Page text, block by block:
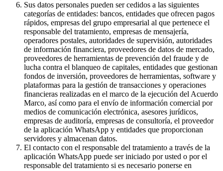
Sus datos personales pueden ser cedidos a las siguientes
categorías de entidades: bancos, entidades que ofrecen pagos
rápidos, empresas del grupo empresarial al que pertenece el
responsable del tratamiento, empresas de mensajería,
operadores postales, autoridades de supervisión, autoridades
de información financiera, proveedores de datos de mercado,
proveedores de herramientas de prevención del fraude y de
lucha contra el blanqueo de capitales, entidades que gestionan
fondos de inversión, proveedores de herramientas, software y
plataformas para la gestión de transacciones y operaciones
financieras realizadas en el marco de la ejecución del Acuerdo
Marco, así como para el envío de información comercial por
medios de comunicación electrónica, asesores jurídicos,
empresas de auditoría, empresas de consultoría, el proveedor
de la aplicación WhatsApp y entidades que proporcionan
servidores y almacenan datos.
El contacto con el responsable del tratamiento a través de la
aplicación WhatsApp puede ser iniciado por usted o por el
responsable del tratamiento si es necesario ponerse en